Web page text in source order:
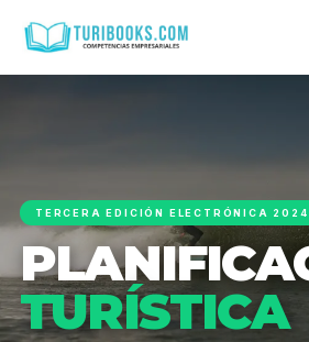
TERCERA EDICIÓN ELECTRÓNICA 2024
TURÍSTICA